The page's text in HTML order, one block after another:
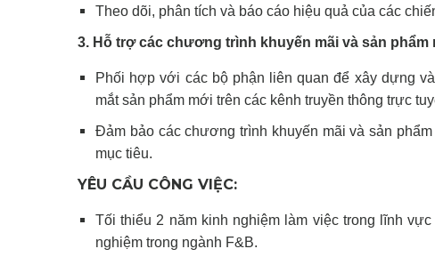
Theo dõi, phân tích và báo cáo hiệu quả của các
3. Hỗ trợ các chương trình khuyến mãi và sản phẩm
Phối hợp với các bộ phận liên quan để xây dựng
mắt sản phẩm mới trên các kênh truyền thông trực
Đảm bảo các chương trình khuyến mãi và sản
mục tiêu.
YÊU CẦU CÔNG VIỆC:
Tối thiểu 2 năm kinh nghiệm làm việc trong lĩnh
nghiệm trong ngành F&B.